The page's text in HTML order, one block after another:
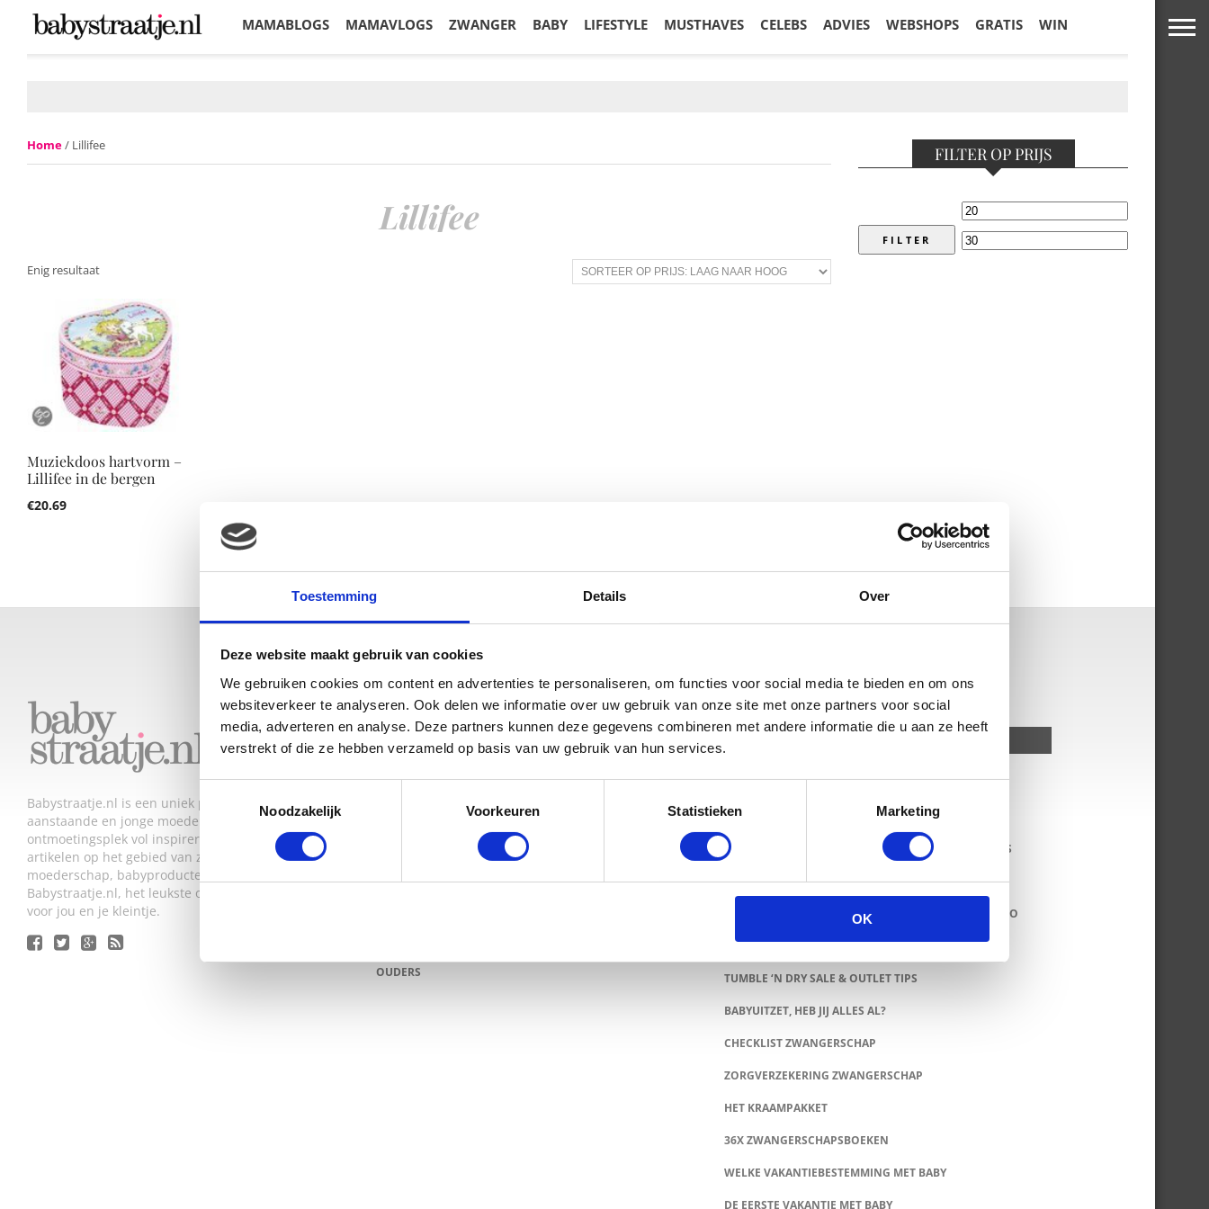
Toestemming Details Over
Deze website maakt gebruik van cookies
We gebruiken cookies om content en advertenties te personaliseren, om functies voor social media te bieden en om ons
websiteverkeer te analyseren. Ook delen we informatie over uw gebruik van onze site met onze partners voor social
media, adverteren en analyse. Deze partners kunnen deze gegevens combineren met andere informatie die u aan ze heeft
verstrekt of die ze hebben verzameld op basis van uw gebruik van hun services.
Noodzakelijk
Voorkeuren Statistieken Marketing
OK
MAMABLOGS MAMAVLOGS ZWANGER BABY LIFESTYLE MUSTHAVES CELEBS ADVIES WEBSHOPS GRATIS WIN
Home/ Lillifee
Lillifee
Enig resultaat
Muziekdoos hartvorm –
Lillifee in de bergen
€20.69
FILTER OP PRIJS
FILTER
Babystraatje.nl is een uniek platform voor
aanstaande en jonge moeders. Een online
ontmoetingsplek vol inspirerende blogs en handige
artikelen op het gebied van zwangerschap,
moederschap, babyproducten, lifestyle en fashion.
Babystraatje.nl, het leukste online (winkel)straatje
voor jou en je kleintje.
LAATSTE BLOGS
DEZE HEMA ZWANGERSCHAPSONDERGOED ESSENTIALS HAD
JE LIEVER EERDER ONTDEKT
TOP 5 BESTE LANDAL VAKANTIEPARKEN VOOR GEZINNEN
VAN TRADITIONELE GIPSBUIK NAAR MODERN
ZWANGERSCHAPSBEELDJE
OUDERS
ZOEKEN
CONTACT
53X BABY MERKKLEDING SALE EN OUTLET WEBSHOPS
GRATIS BABYDOZEN EN ZWANGERSCHAPSBOXEN
40X BABY ROMPERS: LEUKE HIPPE ROMPERTJES & INFO
Z8 SALE & OUTLET TIPS
TUMBLE ‘N DRY SALE & OUTLET TIPS
BABYUITZET, HEB JIJ ALLES AL?
CHECKLIST ZWANGERSCHAP
ZORGVERZEKERING ZWANGERSCHAP
HET KRAAMPAKKET
36X ZWANGERSCHAPSBOEKEN
WELKE VAKANTIEBESTEMMING MET BABY
DE EERSTE VAKANTIE MET BABY